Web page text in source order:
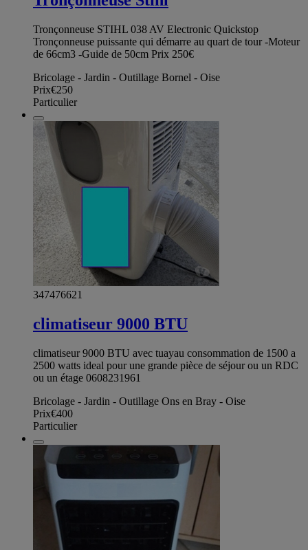
Tronçonneuse STIHL 038 AV Electronic Quickstop
Tronçonneuse puissante qui démarre au quart de tour -Moteur
de 66cm3 -Guide de 50cm Prix 250€
Bricolage - Jardin - Outillage Bornel - Oise
Prix€250
Particulier
347476621
climatiseur 9000 BTU
climatiseur 9000 BTU avec tuayau consommation de 1500 a
2500 watts ideal pour une grande pièce de séjour ou un RDC
ou un étage 0608231961
Bricolage - Jardin - Outillage Ons en Bray - Oise
Prix€400
Particulier